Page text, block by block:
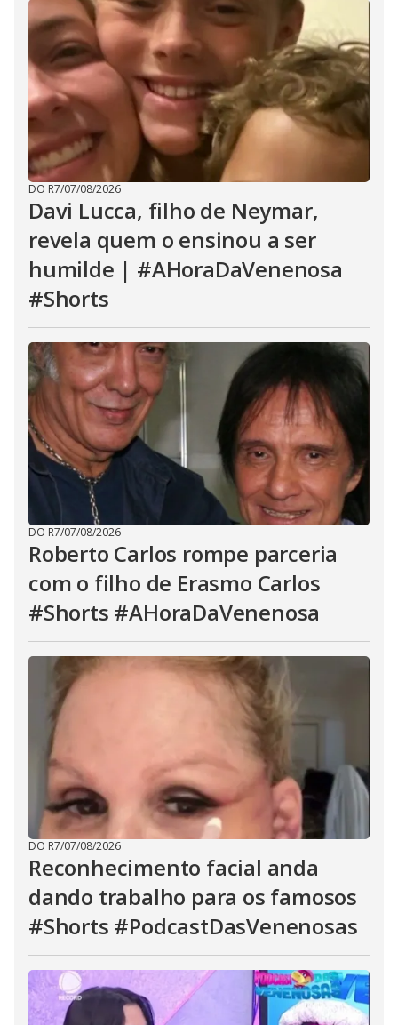
DO R7/07/08/2026
Davi Lucca, filho de Neymar,
revela quem o ensinou a ser
humilde | #AHoraDaVenenosa
#Shorts
DO R7/07/08/2026
Roberto Carlos rompe parceria
com o filho de Erasmo Carlos
#Shorts #AHoraDaVenenosa
DO R7/07/08/2026
Reconhecimento facial anda
dando trabalho para os famosos
#Shorts #PodcastDasVenenosas